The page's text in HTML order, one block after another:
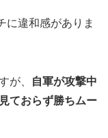
に違和感がありま
が、
自軍が攻撃中
ておらず勝ちムー